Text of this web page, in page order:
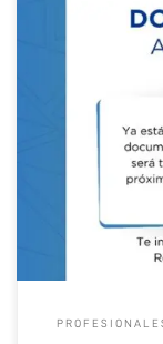
Ya se encuentra
Asamblea General